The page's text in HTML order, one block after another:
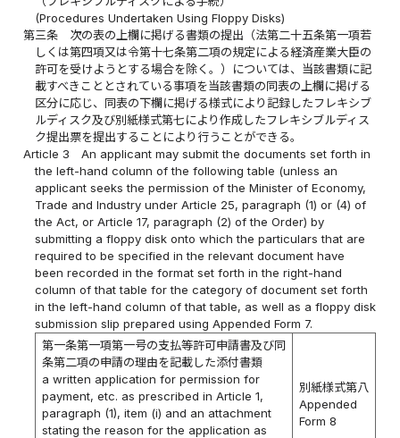
(Procedures Undertaken Using Floppy Disks)
第三条
次の表の上欄に掲げる書類の提出（法第二十五条第一項若
しくは第四項又は令第十七条第二項の規定による経済産業大臣の
許可を受けようとする場合を除く。）については、当該書類に記
載すべきこととされている事項を当該書類の同表の上欄に掲げる
区分に応じ、同表の下欄に掲げる様式により記録したフレキシブ
ルディスク及び別紙様式第七により作成したフレキシブルディス
ク提出票を提出することにより行うことができる。
Article 3
An applicant may submit the documents set forth in
the left-hand column of the following table (unless an
applicant seeks the permission of the Minister of Economy,
Trade and Industry under Article 25, paragraph (1) or (4) of
the Act, or Article 17, paragraph (2) of the Order) by
submitting a floppy disk onto which the particulars that are
required to be specified in the relevant document have
been recorded in the format set forth in the right-hand
column of that table for the category of document set forth
in the left-hand column of that table, as well as a floppy disk
submission slip prepared using Appended Form 7.
第一条第一項第一号の支払等許可申請書及び同
条第二項の申請の理由を記載した添付書類
a written application for permission for
payment, etc. as prescribed in Article 1,
paragraph (1), item (i) and an attachment
stating the reason for the application as
別紙様式第八
Appended
Form 8